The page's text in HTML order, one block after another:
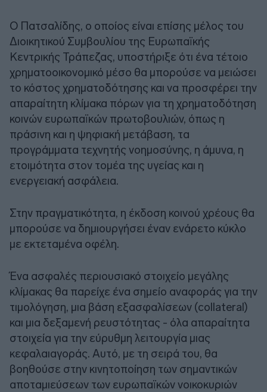
Ο Πατσαλίδης, ο οποίος είναι επίσης μέλος του
Διοικητικού Συμβουλίου της Ευρωπαϊκής
Κεντρικής Τράπεζας, υποστήριξε ότι ένα τέτοιο
χρηματοοικονομικό μέσο θα μπορούσε να μειώσει
το κόστος χρηματοδότησης και να προσφέρει την
απαραίτητη κλίμακα πόρων για τη χρηματοδότηση
κοινών ευρωπαϊκών πρωτοβουλιών, όπως η
πράσινη και η ψηφιακή μετάβαση, τα
προγράμματα τεχνητής νοημοσύνης, η άμυνα, η
ετοιμότητα στον τομέα της υγείας και η
ενεργειακή ασφάλεια.
Στην πραγματικότητα, η έκδοση κοινού χρέους θα
μπορούσε να δημιουργήσει έναν ενάρετο κύκλο
με εκτεταμένα οφέλη.
Ένα ασφαλές περιουσιακό στοιχείο μεγάλης
κλίμακας θα παρείχε ένα σημείο αναφοράς για την
τιμολόγηση, μια βάση εξασφαλίσεων (collateral)
και μια δεξαμενή ρευστότητας - όλα απαραίτητα
στοιχεία για την εύρυθμη λειτουργία μιας
κεφαλαιαγοράς. Αυτό, με τη σειρά του, θα
βοηθούσε στην κινητοποίηση των σημαντικών
αποταμιεύσεων των ευρωπαϊκών νοικοκυριών